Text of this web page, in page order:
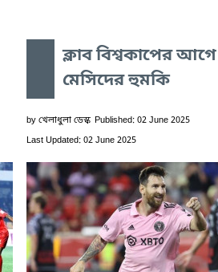
ক্লাব বিশ্বকাপের আগে
মেসিদের হুমকি
by খেলাধুলা ডেস্ক Published: 02 June 2025
Last Updated: 02 June 2025